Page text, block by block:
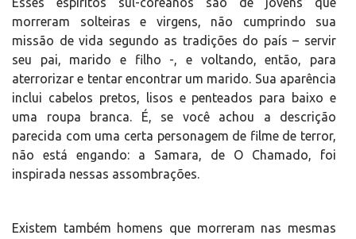
morreram solteiras e virgens, não cumprindo sua
missão de vida segundo as tradições do país – servir
seu pai, marido e filho -, e voltando, então, para
aterrorizar e tentar encontrar um marido. Sua aparência
inclui cabelos pretos, lisos e penteados para baixo e
uma roupa branca. É, se você achou a descrição
parecida com uma certa personagem de filme de terror,
não está engando: a Samara, de O Chamado, foi
inspirada nessas assombrações.
Existem também homens que morreram nas mesmas